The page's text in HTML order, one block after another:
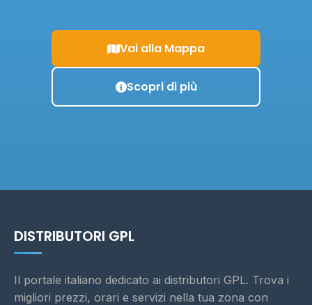
Vai alla Mappa
Scopri di più
DISTRIBUTORI GPL
Il portale italiano dedicato ai distributori GPL. Trova i
migliori prezzi, orari e servizi nella tua zona con